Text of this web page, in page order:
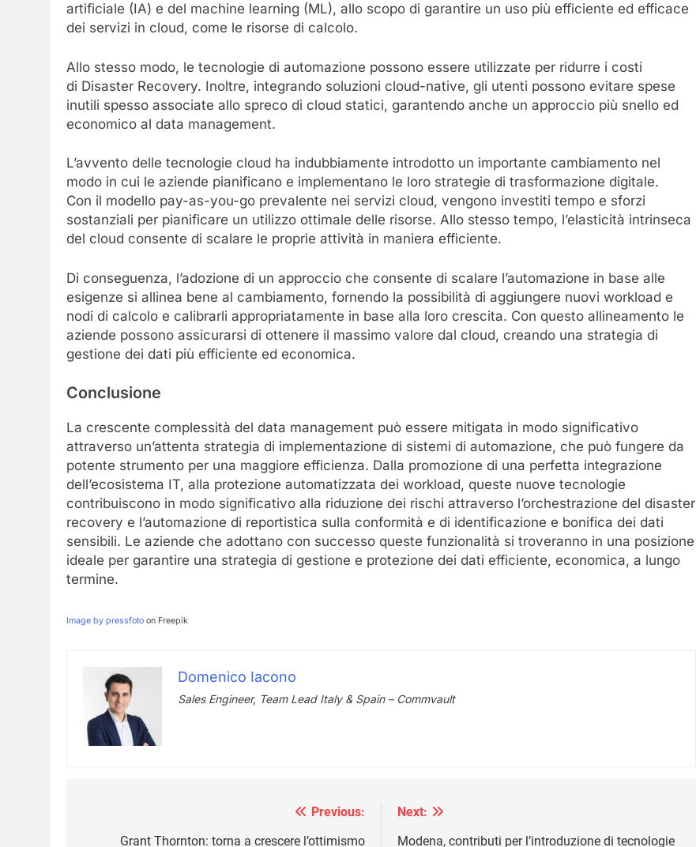
artificiale (IA) e del machine learning (ML), allo scopo di garantire un uso più efficiente ed efficace
dei servizi in cloud, come le risorse di calcolo.
Allo stesso modo, le tecnologie di automazione possono essere utilizzate per ridurre i costi
di Disaster Recovery. Inoltre, integrando soluzioni cloud-native, gli utenti possono evitare spese
inutili spesso associate allo spreco di cloud statici, garantendo anche un approccio più snello ed
economico al data management.
L’avvento delle tecnologie cloud ha indubbiamente introdotto un importante cambiamento nel
modo in cui le aziende pianificano e implementano le loro strategie di trasformazione digitale.
Con il modello pay-as-you-go prevalente nei servizi cloud, vengono investiti tempo e sforzi
sostanziali per pianificare un utilizzo ottimale delle risorse. Allo stesso tempo, l’elasticità intrinseca
del cloud consente di scalare le proprie attività in maniera efficiente.
Di conseguenza, l’adozione di un approccio che consente di scalare l’automazione in base alle
esigenze si allinea bene al cambiamento, fornendo la possibilità di aggiungere nuovi workload e
nodi di calcolo e calibrarli appropriatamente in base alla loro crescita. Con questo allineamento le
aziende possono assicurarsi di ottenere il massimo valore dal cloud, creando una strategia di
gestione dei dati più efficiente ed economica.
Conclusione
La crescente complessità del data management può essere mitigata in modo significativo
attraverso un’attenta strategia di implementazione di sistemi di automazione, che può fungere da
potente strumento per una maggiore efficienza. Dalla promozione di una perfetta integrazione
dell’ecosistema IT, alla protezione automatizzata dei workload, queste nuove tecnologie
contribuiscono in modo significativo alla riduzione dei rischi attraverso l’orchestrazione del disaster
recovery e l’automazione di reportistica sulla conformità e di identificazione e bonifica dei dati
sensibili. Le aziende che adottano con successo queste funzionalità si troveranno in una posizione
ideale per garantire una strategia di gestione e protezione dei dati efficiente, economica, a lungo
termine.
Image by pressfoto on Freepik
Domenico Iacono
Sales Engineer, Team Lead Italy & Spain – Commvault
Previous:
Grant Thornton: torna a crescere l’ottimismo
Next:
Modena, contributi per l’introduzione di tecnologie